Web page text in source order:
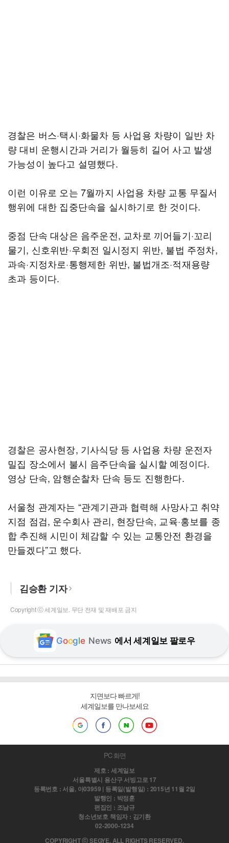
경찰은 버스·택시·화물차 등 사업용 차량이 일반 차
량 대비 운행시간과 거리가 월등히 길어 사고 발생
가능성이 높다고 설명했다.
이런 이유로 오는 7월까지 사업용 차량 교통 무질서
행위에 대한 집중단속을 실시하기로 한 것이다.
중점 단속 대상은 음주운전, 교차로 끼어들기·꼬리
물기, 신호위반·우회전 일시정지 위반, 불법 주정차,
과속·지정차로·통행제한 위반, 불법개조·적재용량
초과 등이다.
경찰은 공사현장, 기사식당 등 사업용 차량 운전자
밀집 장소에서 불시 음주단속을 실시할 예정이다.
영상 단속, 암행순찰차 단속 등도 진행한다.
서울청 관계자는 “관계기관과 협력해 사망사고 취약
지점 점검, 운수회사 관리, 현장단속, 교육·홍보를 종
합 추진해 시민이 체감할 수 있는 교통안전 환경을
만들겠다”고 했다.
김승환 기자
Copyright ⓒ 세계일보. 무단 전재 및 재배포 금지
Google News 에서 세계일보 팔로우
지면보다 빠르게!
세계일보를 만나보세요
PC 화면
제호 : 세계일보
서울특별시 용산구 서빙고로 17
등록번호 : 서울, 아03959 | 등록일(발행일) : 2015년 11월 2일
발행인 : 박정훈
편집인 : 조남규
청소년보호 책임자 : 김기환
02-2000-1234
COPYRIGHT ⓒ SEGYE. ALL RIGHTS RESERVED.